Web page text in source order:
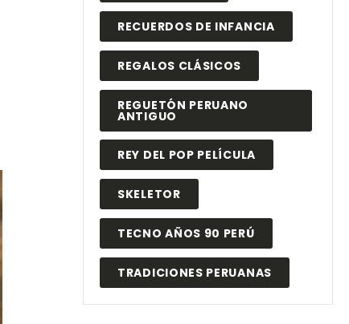
RECUERDOS DE INFANCIA
REGALOS CLÁSICOS
REGUETÓN PERUANO
ANTIGUO
REY DEL POP PELÍCULA
SKELETOR
TECNO AÑOS 90 PERÚ
TRADICIONES PERUANAS